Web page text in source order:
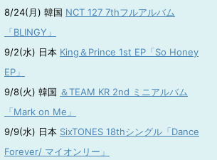
8/24(月) 韓国 NCT 127 7thフルアルバム
「BLINGY」
9/2(水) 日本 King＆Prince 1st EP「So Honey
EP」
9/8(火) 韓国 ＆TEAM KR 2nd ミニアルバム
「Mark on Me」
9/9(水) 日本 SixTONES 18thシングル「Dance
Forever/ マイオンリー」